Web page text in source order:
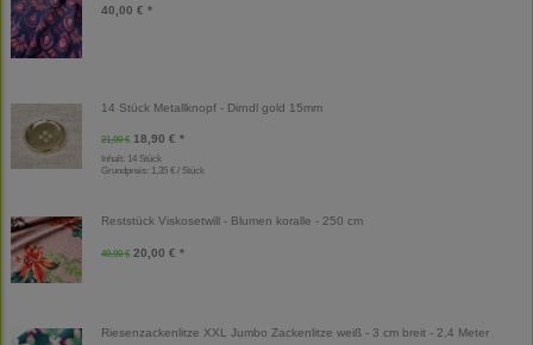
40,00 € *
14 Stück Metallknopf - Dirndl gold 15mm
21,00 € 18,90 € *
Inhalt: 14 Stück
Grundpreis: 1,35 € / Stück
Reststück Viskosetwill - Blumen koralle - 250 cm
40,00 € 20,00 € *
Riesenzackenlitze XXL Jumbo Zackenlitze weiß - 3 cm breit - 2,4 Meter